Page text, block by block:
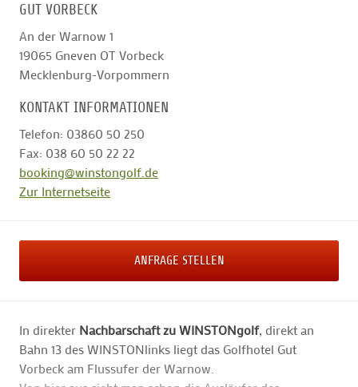
GUT VORBECK
An der Warnow 1
19065 Gneven OT Vorbeck
Mecklenburg-Vorpommern
KONTAKT INFORMATIONEN
Telefon: 03860 50 250
Fax: 038 60 50 22 22
booking@winstongolf.de
Zur Internetseite
ANFRAGE STELLEN
In direkter Nachbarschaft zu WINSTONgolf, direkt an
Bahn 13 des WINSTONlinks liegt das Golfhotel Gut
Vorbeck am Flussufer der Warnow.